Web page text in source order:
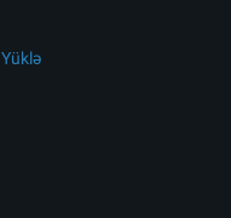
Yüklə